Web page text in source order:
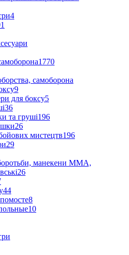
4
1770
самоборона
9
для боксу5
36
та груші196
26
мистецтв196
29
манекени ММА,
26
44
8
10